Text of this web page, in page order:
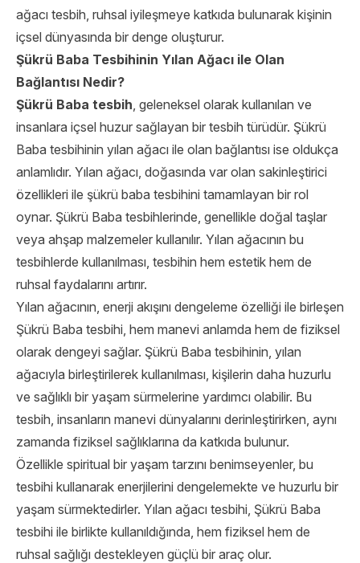
ağacı tesbih, ruhsal iyileşmeye katkıda bulunarak kişinin
içsel dünyasında bir denge oluşturur.
Şükrü Baba Tesbihinin Yılan Ağacı ile Olan
Bağlantısı Nedir?
Şükrü Baba tesbih, geleneksel olarak kullanılan ve
insanlara içsel huzur sağlayan bir tesbih türüdür. Şükrü
Baba tesbihinin yılan ağacı ile olan bağlantısı ise oldukça
anlamlıdır. Yılan ağacı, doğasında var olan sakinleştirici
özellikleri ile şükrü baba tesbihini tamamlayan bir rol
oynar. Şükrü Baba tesbihlerinde, genellikle doğal taşlar
veya ahşap malzemeler kullanılır. Yılan ağacının bu
tesbihlerde kullanılması, tesbihin hem estetik hem de
ruhsal faydalarını artırır.
Yılan ağacının, enerji akışını dengeleme özelliği ile birleşen
Şükrü Baba tesbihi, hem manevi anlamda hem de fiziksel
olarak dengeyi sağlar. Şükrü Baba tesbihinin, yılan
ağacıyla birleştirilerek kullanılması, kişilerin daha huzurlu
ve sağlıklı bir yaşam sürmelerine yardımcı olabilir. Bu
tesbih, insanların manevi dünyalarını derinleştirirken, aynı
zamanda fiziksel sağlıklarına da katkıda bulunur.
Özellikle spiritual bir yaşam tarzını benimseyenler, bu
tesbihi kullanarak enerjilerini dengelemekte ve huzurlu bir
yaşam sürmektedirler. Yılan ağacı tesbihi, Şükrü Baba
tesbihi ile birlikte kullanıldığında, hem fiziksel hem de
ruhsal sağlığı destekleyen güçlü bir araç olur.